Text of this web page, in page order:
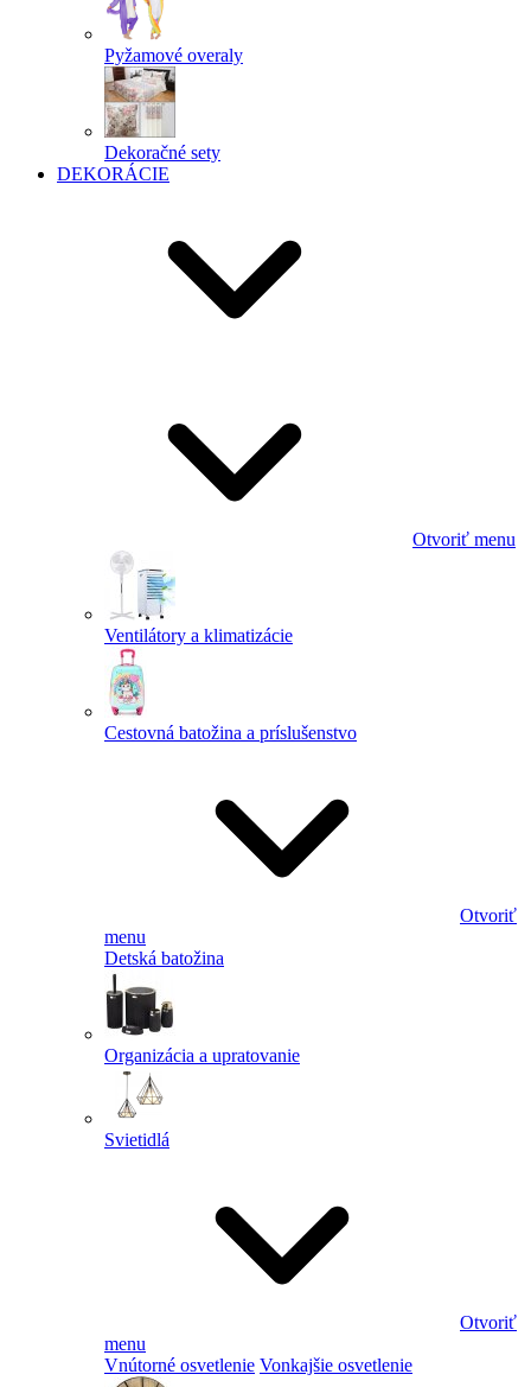
Pyžamové overaly
Dekoračné sety
DEKORÁCIE
Otvoriť menu
Ventilátory a klimatizácie
Cestovná batožina a príslušenstvo
Otvoriť
menu
Detská batožina
Organizácia a upratovanie
Svietidlá
Otvoriť
menu
Vnútorné osvetlenie Vonkajšie osvetlenie